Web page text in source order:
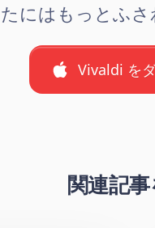
にはもっとふさ
Vivaldi を
関連記